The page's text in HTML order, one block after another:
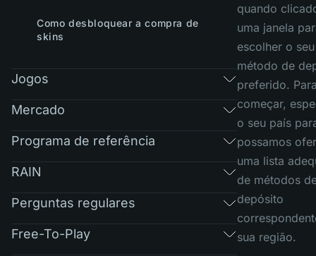
Como desbloquear a compra de
skins
Jogos
Mercado
Programa de referência
RAIN
Perguntas regulares
Free-To-Play
quando
uma janela
escolher o seu
método de
preferido.
começar,
o seu país
possamos
uma lista
de métodos
depósito
sua região.